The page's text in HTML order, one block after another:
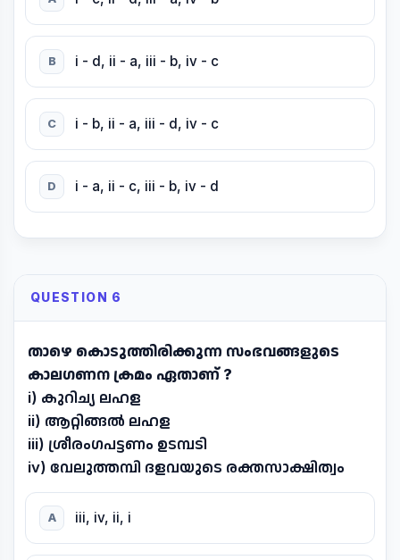
B i - d, ii - a, iii - b, iv - c
C i - b, ii - a, iii - d, iv - c
D i - a, ii - c, iii - b, iv - d
QUESTION 6
താഴെ കൊടുത്തിരിക്കുന്ന സംഭവങ്ങളുടെ
കാലഗണന ക്രമം ഏതാണ് ?
i) കുറിച്യ ലഹള
ii) ആറ്റിങ്ങൽ ലഹള
iii) ശ്രീരംഗപട്ടണം ഉടമ്പടി
iv) വേലുത്തമ്പി ദളവയുടെ രക്തസാക്ഷിത്വം
A iii, iv, ii, i